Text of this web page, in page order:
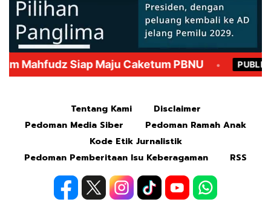
Tentang Kami
Disclaimer
Pedoman Media Siber
Pedoman Ramah Anak
Kode Etik Jurnalistik
Pedoman Pemberitaan Isu Keberagaman
RSS